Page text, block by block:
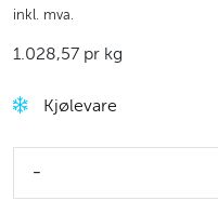
inkl. mva.
1.028,57 pr kg
Kjølevare
-